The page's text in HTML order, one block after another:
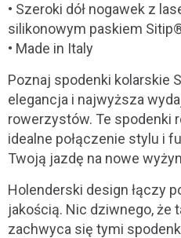
• Szeroki dół nogawek z
silikonowym paskiem
• Made in Italy
Poznaj spodenki kolarskie
elegancja i najwyższa
rowerzystów. Te spodenki
idealne połączenie stylu i
Twoją jazdę na nowe
Holenderski design łączy
jakością. Nic dziwnego, że
zachwyca się tymi